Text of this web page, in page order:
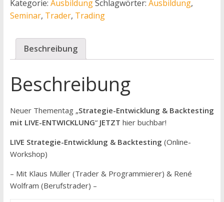
Kategorie: AusbildungSchlagwörter: Ausbildung,
Seminar, Trader, Trading
Beschreibung
Beschreibung
Neuer Thementag „Strategie-Entwicklung & Backtesting
mit LIVE-ENTWICKLUNG“ JETZT hier buchbar!
LIVE Strategie-Entwicklung & Backtesting (Online-
Workshop)
– Mit Klaus Müller (Trader & Programmierer) & René
Wolfram (Berufstrader) –